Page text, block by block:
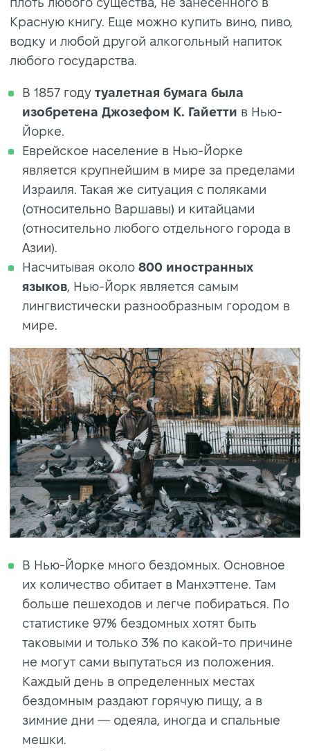
плоть любого существа, не занесенного в
Красную книгу. Еще можно купить вино, пиво,
водку и любой другой алкогольный напиток
любого государства.
В 1857 году туалетная бумага была
изобретена Джозефом К. Гайетти в Нью-
Йорке.
Еврейское население в Нью-Йорке
является крупнейшим в мире за пределами
Израиля. Такая же ситуация с поляками
(относительно Варшавы) и китайцами
(относительно любого отдельного города в
Азии).
Насчитывая около 800 иностранных
языков, Нью-Йорк является самым
лингвистически разнообразным городом в
мире.
В Нью-Йорке много бездомных. Основное
их количество обитает в Манхэттене. Там
больше пешеходов и легче побираться. По
статистике 97% бездомных хотят быть
таковыми и только 3% по какой-то причине
не могут сами выпутаться из положения.
Каждый день в определенных местах
бездомным раздают горячую пищу, а в
зимние дни — одеяла, иногда и спальные
мешки.